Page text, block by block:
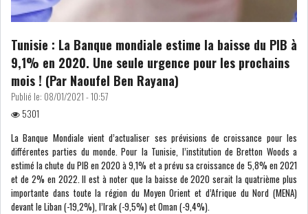
RSS
POLITIQUE
DIVERS
ASSEMBLÉE DES
REPRÉSENTANTS DU
PEUPLE (ARP)
Tunisie : La Banque mondiale estime la baisse du PIB à
9,1% en 2020. Une seule urgence pour les prochains
mois ! (Par Naoufel Ben Rayana)
Publié le: 08/01/2021 - 10:57
5301
La Banque Mondiale vient d’actualiser ses prévisions de croissance pour les
différentes parties du monde. Pour la Tunisie, l’institution de Bretton Woods a
estimé la chute du PIB en 2020 à 9,1% et a prévu sa croissance de 5,8% en 2021
et de 2% en 2022. Il est à noter que la baisse de 2020 serait la quatrième plus
importante dans toute la région du Moyen Orient et d’Afrique du Nord (MENA)
devant le Liban (-19,2%), l’Irak (-9,5%) et Oman (-9,4%).